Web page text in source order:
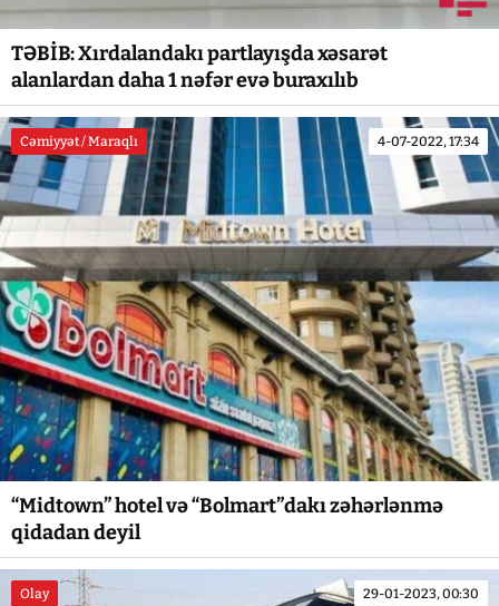
TƏBİB: Xırdalandakı partlayışda xəsarət
alanlardan daha 1 nəfər evə buraxılıb
Cəmiyyət / Maraqlı 4-07-2022, 17:34
“Midtown” hotel və “Bolmart”dakı zəhərlənmə
qidadan deyil
Olay 29-01-2023, 00:30